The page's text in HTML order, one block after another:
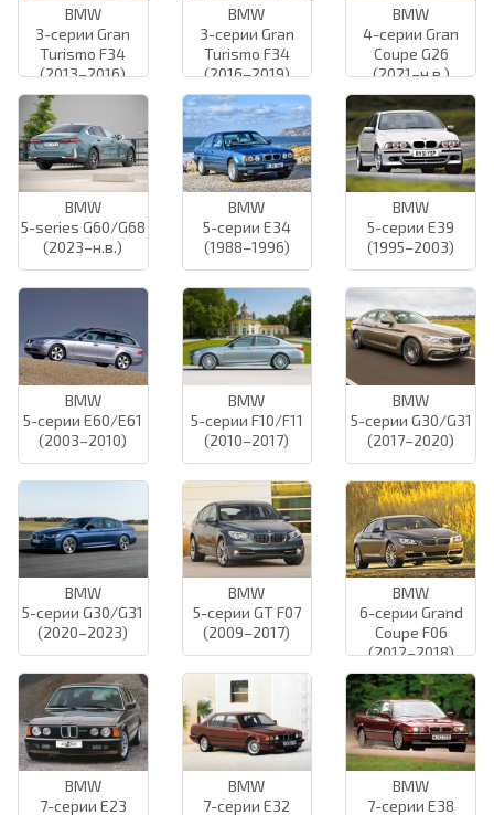
BMW
3-серии Gran
Turismo F34
(2013–2016)
BMW
3-серии Gran
Turismo F34
(2016–2019)
BMW
4-серии Gran
Coupe G26
(2021–н.в.)
BMW
5-series G60/G68
(2023–н.в.)
BMW
5-серии E34
(1988–1996)
BMW
5-серии E39
(1995–2003)
BMW
5-серии E60/E61
(2003–2010)
BMW
5-серии F10/F11
(2010–2017)
BMW
5-серии G30/G31
(2017–2020)
BMW
5-серии G30/G31
(2020–2023)
BMW
5-серии GT F07
(2009–2017)
BMW
6-серии Grand
Coupe F06
(2012–2018)
BMW
7-серии E23
BMW
7-серии E32
BMW
7-серии E38